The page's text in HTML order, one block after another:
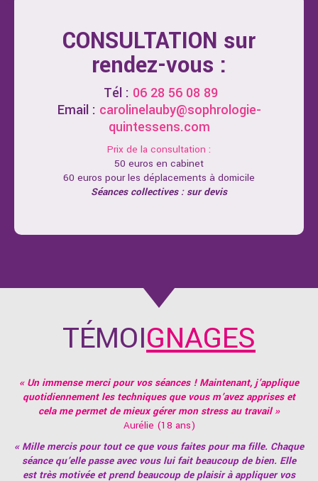
CONSULTATION sur
rendez-vous :
Tél : 06 28 56 08 89
Email : carolinelauby@sophrologie-
quintessens.com
Prix de la consultation :
50 euros en cabinet
60 euros pour les déplacements à domicile
Séances collectives : sur devis
TÉMOIGNAGES
« Un immense merci pour vos séances ! Maintenant, j’applique
quotidiennement les techniques que vous m’avez apprises et
cela me permet de mieux gérer mon stress au travail »
Aurélie (18 ans)
« Mille mercis pour tout ce que vous faites pour ma fille. Chaque
séance qu’elle passe avec vous lui fait beaucoup de bien. Elle
est très motivée et prend beaucoup de plaisir à appliquer vos